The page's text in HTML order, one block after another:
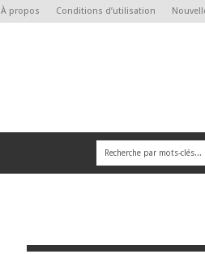
À propos Conditions d’utilisation